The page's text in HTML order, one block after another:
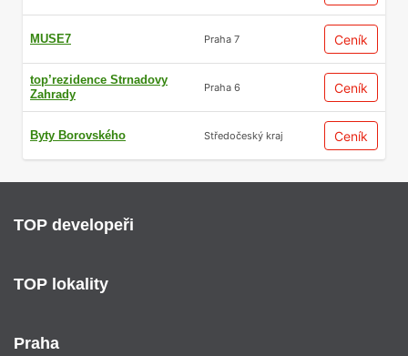
MUSE7 Praha 7 Ceník
top’rezidence Strnadovy
Zahrady
Praha 6 Ceník
Byty Borovského Středočeský kraj Ceník
TOP developeři
TOP lokality
Praha